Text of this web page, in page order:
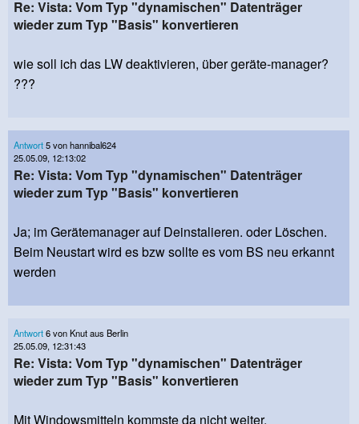
Re: Vista: Vom Typ "dynamischen" Datenträger
wieder zum Typ "Basis" konvertieren
wie soll ich das LW deaktivieren, über geräte-manager?
???
Antwort5 von hannibal624
25.05.09, 12:13:02
Re: Vista: Vom Typ "dynamischen" Datenträger
wieder zum Typ "Basis" konvertieren
Ja; im Gerätemanager auf Deinstalieren. oder Löschen.
Beim Neustart wird es bzw sollte es vom BS neu erkannt
werden
Antwort6 von Knut aus Berlin
25.05.09, 12:31:43
Re: Vista: Vom Typ "dynamischen" Datenträger
wieder zum Typ "Basis" konvertieren
Mit Windowsmitteln kommste da nicht weiter.